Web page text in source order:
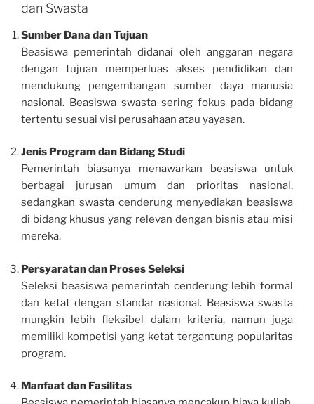
dan Swasta
Sumber Dana dan Tujuan
Beasiswa pemerintah didanai oleh anggaran negara
dengan tujuan memperluas akses pendidikan dan
mendukung pengembangan sumber daya manusia
nasional. Beasiswa swasta sering fokus pada bidang
tertentu sesuai visi perusahaan atau yayasan.
Jenis Program dan Bidang Studi
Pemerintah biasanya menawarkan beasiswa untuk
berbagai jurusan umum dan prioritas nasional,
sedangkan swasta cenderung menyediakan beasiswa
di bidang khusus yang relevan dengan bisnis atau misi
mereka.
Persyaratan dan Proses Seleksi
Seleksi beasiswa pemerintah cenderung lebih formal
dan ketat dengan standar nasional. Beasiswa swasta
mungkin lebih fleksibel dalam kriteria, namun juga
memiliki kompetisi yang ketat tergantung popularitas
program.
Manfaat dan Fasilitas